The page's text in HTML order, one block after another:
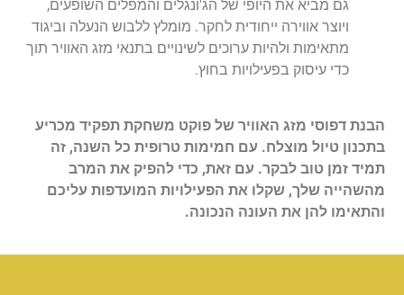
גם מביא את היופי של הג'ונגלים והמפלים השופעים,
ויוצר אווירה ייחודית לחקר. מומלץ ללבוש הנעלה וביגוד
מתאימות ולהיות ערוכים לשינויים בתנאי מזג האוויר תוך
כדי עיסוק בפעילויות בחוץ.
הבנת דפוסי מזג האוויר של פוקט משחקת תפקיד מכריע
בתכנון טיול מוצלח. עם חמימות טרופית כל השנה, זה
תמיד זמן טוב לבקר. עם זאת, כדי להפיק את המרב
מהשהייה שלך, שקלו את הפעילויות המועדפות עליכם
והתאימו להן את העונה הנכונה.